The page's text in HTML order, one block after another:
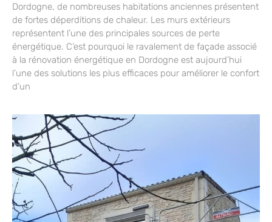
Dordogne, de nombreuses habitations anciennes présentent
de fortes déperditions de chaleur. Les murs extérieurs
représentent l’une des principales sources de perte
énergétique. C’est pourquoi le ravalement de façade associé
à la rénovation énergétique en Dordogne est aujourd’hui
l’une des solutions les plus efficaces pour améliorer le confort
d’un